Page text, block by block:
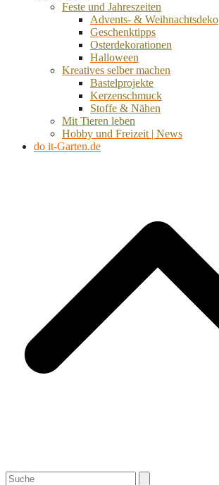
Feste und Jahreszeiten
Advents- & Weihnachtsdeko
Geschenktipps
Osterdekorationen
Halloween
Kreatives selber machen
Bastelprojekte
Kerzenschmuck
Stoffe & Nähen
Mit Tieren leben
Hobby und Freizeit | News
do it-Garten.de
Search